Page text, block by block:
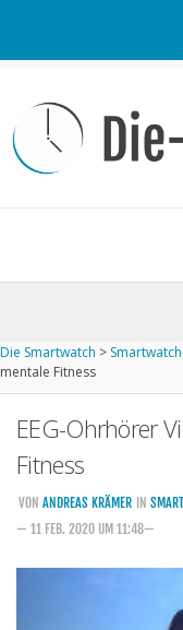
Kontakt / Tipp
Impressum
iPhone kaufen
Startseite
Kommende
Handytarife
BASE
Die Smartwatch >
mentale Fitness
EEG-Ohrhörer
Fitness
VON ANDREAS KRÄMER IN
— 11 FEB. 2020 UM 11:48—